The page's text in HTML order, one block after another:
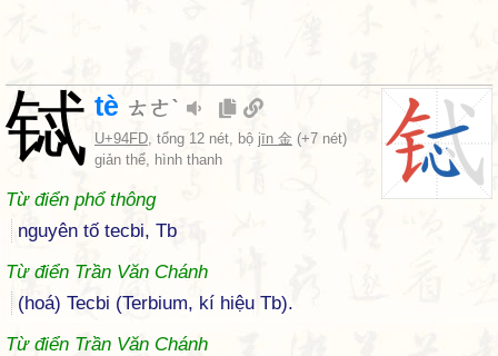
铽 tè ㄊㄜˋ
U+94FD, tổng 12 nét, bộ jīn 金 (+7 nét)
giản thể, hình thanh
Từ điển phổ thông
nguyên tố tecbi, Tb
Từ điển Trần Văn Chánh
(hoá) Tecbi (Terbium, kí hiệu Tb).
Từ điển Trần Văn Chánh